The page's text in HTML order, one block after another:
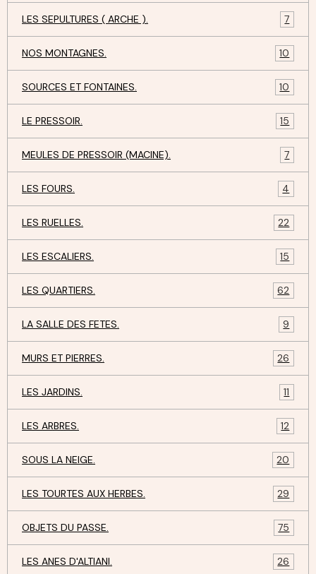
LES SEPULTURES ( ARCHE ). 7
NOS MONTAGNES. 10
SOURCES ET FONTAINES. 10
LE PRESSOIR. 15
MEULES DE PRESSOIR (MACINE). 7
LES FOURS. 4
LES RUELLES. 22
LES ESCALIERS. 15
LES QUARTIERS. 62
LA SALLE DES FETES. 9
MURS ET PIERRES. 26
LES JARDINS. 11
LES ARBRES. 12
SOUS LA NEIGE. 20
LES TOURTES AUX HERBES. 29
OBJETS DU PASSE. 75
LES ANES D'ALTIANI. 26